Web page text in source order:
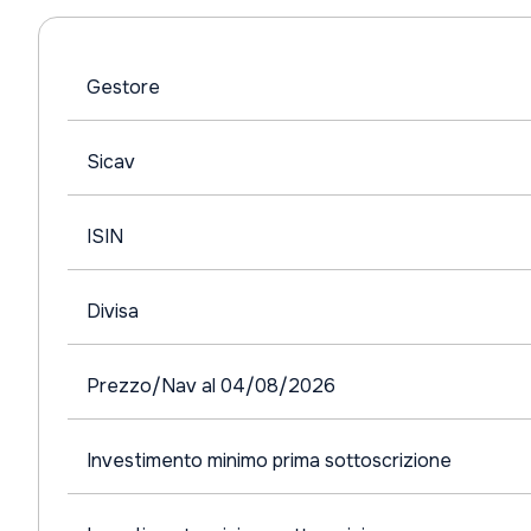
Gestore
Sicav
ISIN
Divisa
Prezzo/Nav al 04/08/2026
Investimento minimo prima sottoscrizione